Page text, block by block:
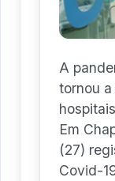
A
tornou
Em
(27)
Covid-